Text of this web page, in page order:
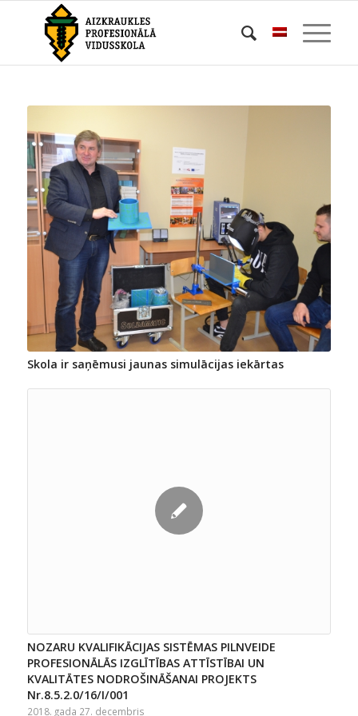
Skola ir saņēmusi jaunas simulācijas iekārtas
NOZARU KVALIFIKĀCIJAS SISTĒMAS PILNVEIDE
PROFESIONĀLĀS IZGLĪTĪBAS ATTĪSTĪBAI UN
KVALITĀTES NODROŠINĀŠANAI PROJEKTS
Nr.8.5.2.0/16/I/001
2018. gada 27. decembris